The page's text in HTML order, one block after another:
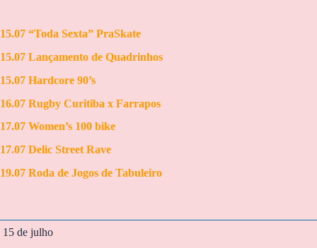
15.07 “Toda Sexta” PraSkate
15.07 Lançamento de Quadrinhos
15.07 Hardcore 90’s
16.07 Rugby Curitiba x Farrapos
17.07 Women’s 100 bike
17.07 Delic Street Rave
19.07 Roda de Jogos de Tabuleiro
15 de julho